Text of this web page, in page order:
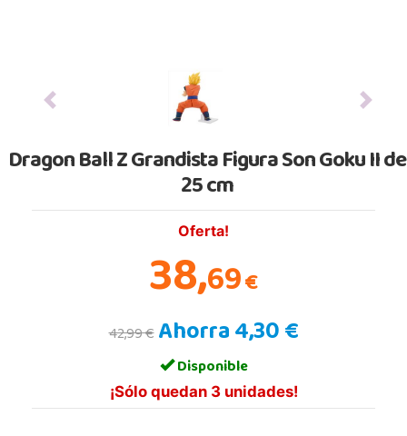
Previous Next
Dragon Ball Z Grandista Figura Son Goku II de
25 cm
Oferta!
38,69€
42,99 €Ahorra 4,30 €
Disponible
¡Sólo quedan 3 unidades!